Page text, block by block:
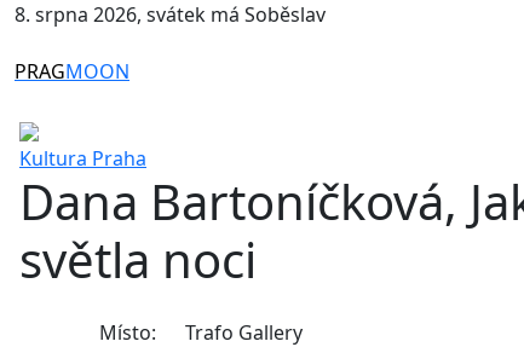
8. srpna 2026, svátek má Soběslav
PRAGMOON
Kultura Praha
Dana Bartoníčková,
světla noci
Místo: Trafo Gallery